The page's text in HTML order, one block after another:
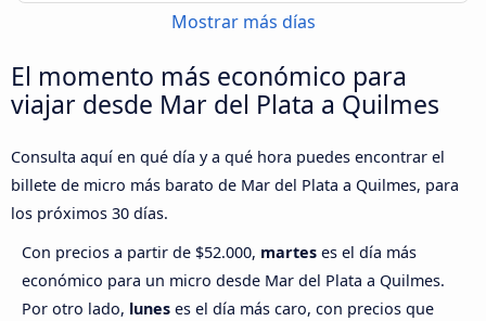
Mostrar más días
El momento más económico para
viajar desde Mar del Plata a Quilmes
Consulta aquí en qué día y a qué hora puedes encontrar el
billete de micro más barato de Mar del Plata a Quilmes, para
los próximos 30 días.
Con precios a partir de $52.000, martes es el día más
económico para un micro desde Mar del Plata a Quilmes.
Por otro lado, lunes es el día más caro, con precios que